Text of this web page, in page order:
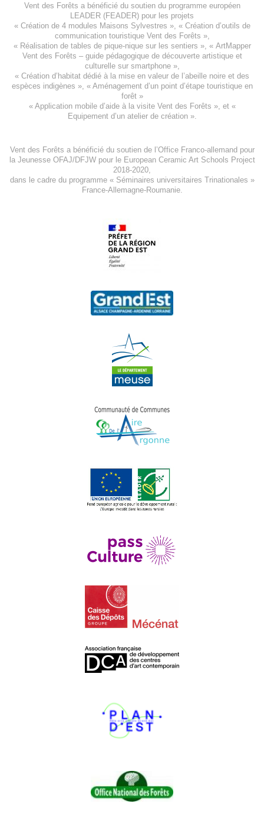
Vent des Forêts a bénéficié du soutien du programme européen
LEADER (FEADER) pour les projets
« Création de 4 modules Maisons Sylvestres », « Création d’outils de
communication touristique Vent des Forêts »,
« Réalisation de tables de pique-nique sur les sentiers », « ArtMapper
Vent des Forêts – guide pédagogique de découverte artistique et
culturelle sur smartphone »,
« Création d’habitat dédié à la mise en valeur de l’abeille noire et des
espèces indigènes », « Aménagement d’un point d’étape touristique en
forêt»
« Application mobile d’aide à la visite Vent des Forêts », et «
Equipement d’un atelier de création».
Vent des Forêts a bénéficié du soutien de l’Office Franco-allemand pour
la Jeunesse OFAJ/DFJWpour leEuropean Ceramic Art Schools Project
2018-2020
dans le cadre du programme « Séminaires universitaires Trinationales »
France-Allemagne-Roumanie.